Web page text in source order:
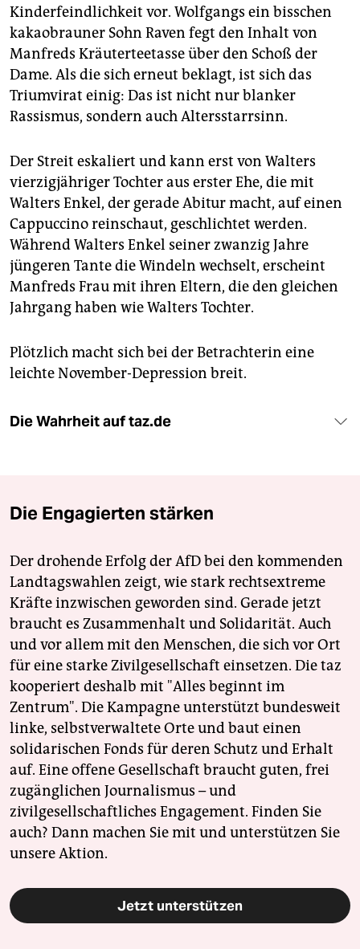
Kinderfeindlichkeit vor. Wolfgangs ein bisschen
kakaobrauner Sohn Raven fegt den Inhalt von
Manfreds Kräuterteetasse über den Schoß der
Dame. Als die sich erneut beklagt, ist sich das
Triumvirat einig: Das ist nicht nur blanker
Rassismus, sondern auch Altersstarrsinn.
Der Streit eskaliert und kann erst von Walters
vierzigjähriger Tochter aus erster Ehe, die mit
Walters Enkel, der gerade Abitur macht, auf einen
Cappuccino reinschaut, geschlichtet werden.
Während Walters Enkel seiner zwanzig Jahre
jüngeren Tante die Windeln wechselt, erscheint
Manfreds Frau mit ihren Eltern, die den gleichen
Jahrgang haben wie Walters Tochter.
Plötzlich macht sich bei der Betrachterin eine
leichte November-Depression breit.
Die Wahrheit auf taz.de
Die Engagierten stärken
Der drohende Erfolg der AfD bei den kommenden
Landtagswahlen zeigt, wie stark rechtsextreme
Kräfte inzwischen geworden sind. Gerade jetzt
braucht es Zusammenhalt und Solidarität. Auch
und vor allem mit den Menschen, die sich vor Ort
für eine starke Zivilgesellschaft einsetzen. Die taz
kooperiert deshalb mit "Alles beginnt im
Zentrum". Die Kampagne unterstützt bundesweit
linke, selbstverwaltete Orte und baut einen
solidarischen Fonds für deren Schutz und Erhalt
auf. Eine offene Gesellschaft braucht guten, frei
zugänglichen Journalismus – und
zivilgesellschaftliches Engagement. Finden Sie
auch? Dann machen Sie mit und unterstützen Sie
unsere Aktion.
Jetzt unterstützen